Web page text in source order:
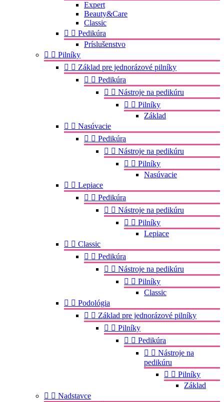
Expert
Beauty&Care
Classic
  Pedikúra
Príslušenstvo
  Pilníky
  Základ pre jednorázové pilníky
  Pedikúra
  Nástroje na pedikúru
  Pilníky
Základ
  Nasúvacie
  Pedikúra
  Nástroje na pedikúru
  Pilníky
Nasúvacie
  Lepiace
  Pedikúra
  Nástroje na pedikúru
  Pilníky
Lepiace
  Classic
  Pedikúra
  Nástroje na pedikúru
  Pilníky
Classic
  Podológia
  Základ pre jednorázové pilníky
  Pilníky
  Pedikúra
  Nástroje na
pedikúru
  Pilníky
Základ
  Nadstavce